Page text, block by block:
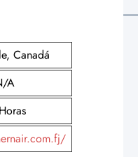
Canadá
A